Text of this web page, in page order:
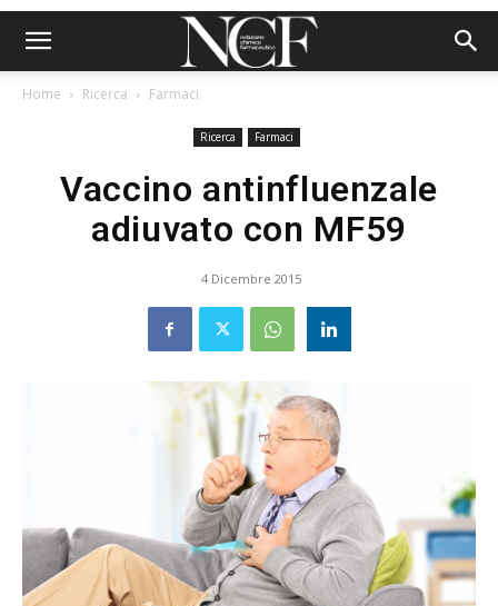
Home Ricerca Farmaci
Ricerca Farmaci
Vaccino antinfluenzale
adiuvato con MF59
4 Dicembre 2015